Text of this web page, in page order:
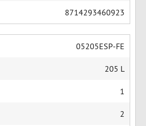
8714293460923
05205ESP-FE
205 L
1
2